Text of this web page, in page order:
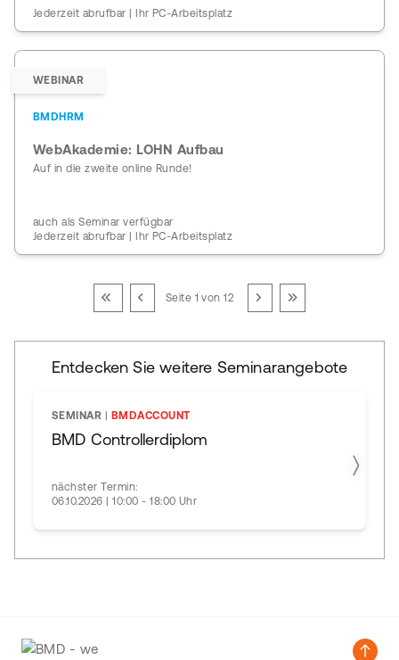
Jederzeit abrufbar | Ihr PC-Arbeitsplatz
WEBINAR
BMDHRM
WebAkademie: LOHN Aufbau
Auf in die zweite online Runde!
auch als Seminar verfügbar
Jederzeit abrufbar | Ihr PC-Arbeitsplatz
Seite 1 von 12
Entdecken Sie weitere Seminarangebote
SEMINAR BMDACCOUNT
BMD Controllerdiplom
nächster Termin:
06.10.2026 | 10:00 - 18:00 Uhr